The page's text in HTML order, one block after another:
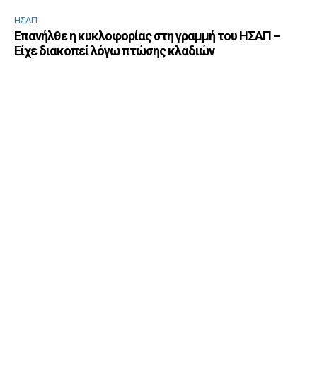
ΗΣΑΠ
Επανήλθε η κυκλοφορίας στη γραμμή του ΗΣΑΠ –
Είχε διακοπεί λόγω πτώσης κλαδιών